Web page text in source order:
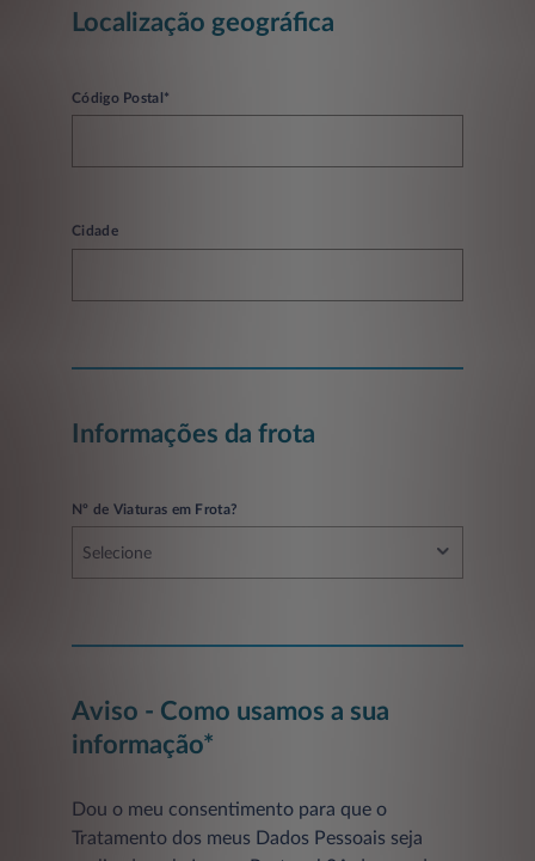
Localização geográfica
Código Postal*
Cidade
Informações da frota
Nº de Viaturas em Frota?
Selecione
Aviso - Como usamos a sua
informação*
Dou o meu consentimento para que o
Tratamento dos meus Dados Pessoais seja